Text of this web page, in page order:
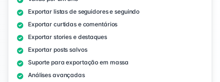
Exportar listas de seguidores e seguindo
Exportar curtidas e comentários
Exportar stories e destaques
Exportar posts salvos
Suporte para exportação em massa
Análises avançadas